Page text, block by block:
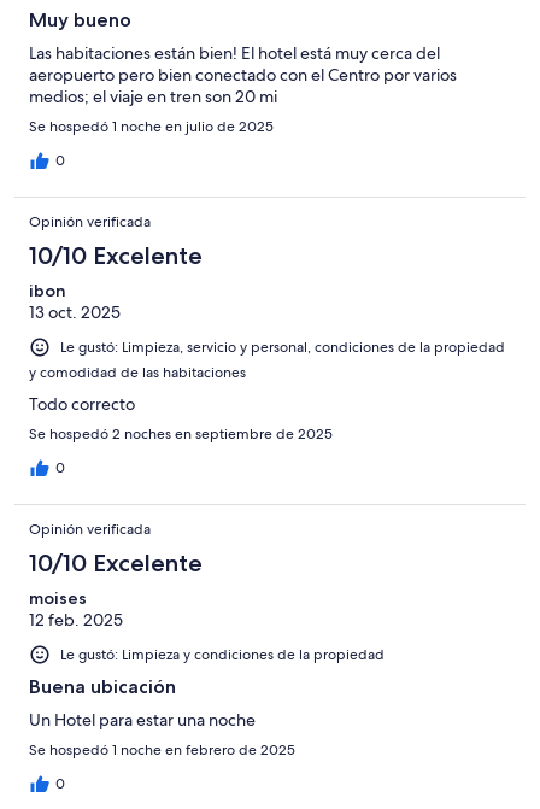
Muy bueno
Las habitaciones están bien! El hotel está muy cerca del
aeropuerto pero bien conectado con el Centro por varios
medios; el viaje en tren son 20 mi
Se hospedó 1 noche en julio de 2025
0
Opinión verificada
10/10 Excelente
ibon
13 oct. 2025
Le gustó: Limpieza, servicio y personal, condiciones de la propiedad
y comodidad de las habitaciones
Todo correcto
Se hospedó 2 noches en septiembre de 2025
0
Opinión verificada
10/10 Excelente
moises
12 feb. 2025
Le gustó: Limpieza y condiciones de la propiedad
Buena ubicación
Un Hotel para estar una noche
Se hospedó 1 noche en febrero de 2025
0